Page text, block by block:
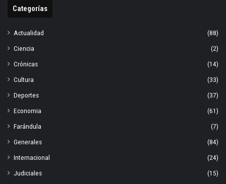
Categorías
Actualidad
(88)
Ciencia
(2)
Crónicas
(14)
Cultura
(33)
Deportes
(37)
Economia
(61)
Farándula
(7)
Generales
(84)
Internacional
(24)
Judiciales
(15)